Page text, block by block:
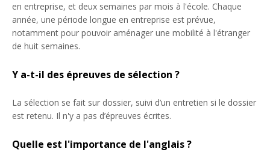
en entreprise, et deux semaines par mois à l'école. Chaque
année, une période longue en entreprise est prévue,
notamment pour pouvoir aménager une mobilité à l'étranger
de huit semaines.
Y a-t-il des épreuves de sélection ?
La sélection se fait sur dossier, suivi d’un entretien si le dossier
est retenu. Il n'y a pas d’épreuves écrites.
Quelle est l'importance de l'anglais ?